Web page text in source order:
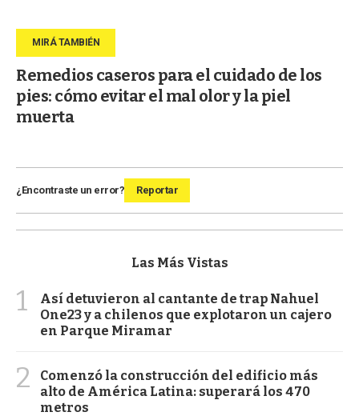
Remedios caseros para el cuidado de los
pies: cómo evitar el mal olor y la piel
muerta
¿Encontraste un error? Reportar
Las Más Vistas
1
Así detuvieron al cantante de trap Nahuel
One23 y a chilenos que explotaron un cajero
en Parque Miramar
2
Comenzó la construcción del edificio más
alto de América Latina: superará los 470
metros